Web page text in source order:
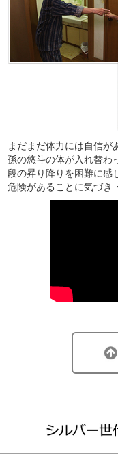
まだまだ体力には自信が
孫の悠斗の体が入れ替わ
段の昇り降りを困難に感
危険があることに気づき